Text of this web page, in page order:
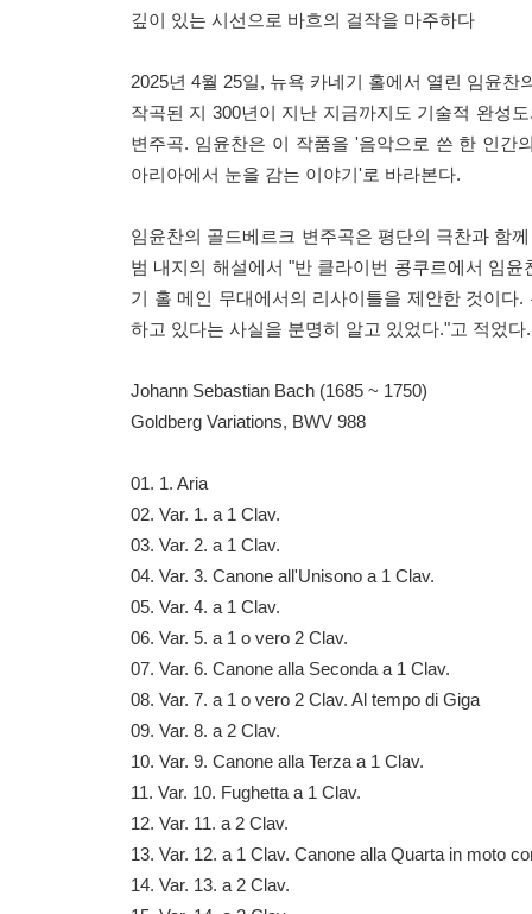
깊이 있는 시선으로 바흐의 걸작을 마주하다
2025년 4월 25일, 뉴욕 카네기 홀에서 열린 임윤
작곡된 지 300년이 지난 지금까지도 기술적 완성
변주곡. 임윤찬은 이 작품을 '음악으로 쓴 한 인간
아리아에서 눈을 감는 이야기'로 바라본다.
임윤찬의 골드베르크 변주곡은 평단의 극찬과 함
범 내지의 해설에서 "반 클라이번 콩쿠르에서 임
기 홀 메인 무대에서의 리사이틀을 제안한 것이
하고 있다는 사실을 분명히 알고 있었다."고 적었다.
Johann Sebastian Bach (1685 ~ 1750)
Goldberg Variations, BWV 988
01. 1. Aria
02. Var. 1. a 1 Clav.
03. Var. 2. a 1 Clav.
04. Var. 3. Canone all'Unisono a 1 Clav.
05. Var. 4. a 1 Clav.
06. Var. 5. a 1 o vero 2 Clav.
07. Var. 6. Canone alla Seconda a 1 Clav.
08. Var. 7. a 1 o vero 2 Clav. Al tempo di Giga
09. Var. 8. a 2 Clav.
10. Var. 9. Canone alla Terza a 1 Clav.
11. Var. 10. Fughetta a 1 Clav.
12. Var. 11. a 2 Clav.
13. Var. 12. a 1 Clav. Canone alla Quarta in moto
14. Var. 13. a 2 Clav.